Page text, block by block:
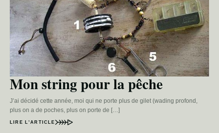
Mon string pour la pêche
J’ai décidé cette année, moi qui ne porte plus de gilet (wading profond,
plus on a de poches, plus on porte de […]
LIRE L’ARTICLE